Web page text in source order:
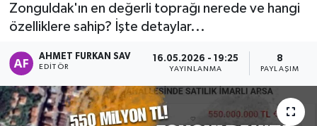
Zonguldak'ın en değerli toprağı nerede ve hangi
özelliklere sahip? İşte detaylar...
AHMET FURKAN SAV
EDITÖR
16.05.2026 - 19:25
YAYINLANMA
8
PAYLAŞIM